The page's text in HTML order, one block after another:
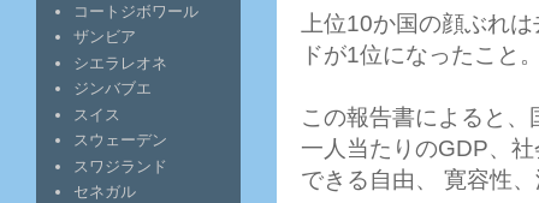
上位10か国の顔ぶれ
ドが1位になったこと
この報告書によると
一人当たりのGDP、
できる自由、 寛容性
コートジボワール
ザンビア
シエラレオネ
ジンバブエ
スイス
スウェーデン
スワジランド
セネガル